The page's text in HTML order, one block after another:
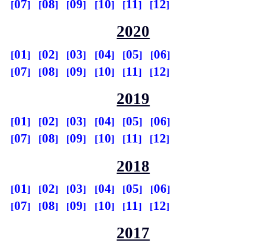
07 08 09 10 11 12
2020
01 02 03 04 05
06
07
08 09 10 11 12
2019
01 02 03 04 05
06
07
08 09 10 11 12
2018
01 02 03 04 05
06
07
08 09 10 11 12
2017